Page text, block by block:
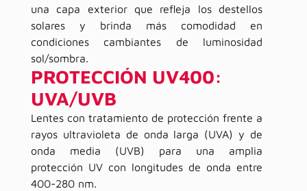
una capa exterior que refleja los destellos
solares y brinda más comodidad en
condiciones cambiantes de luminosidad
sol/sombra.
PROTECCIÓN UV400:
UVA/UVB
Lentes con tratamiento de protección frente a
rayos ultravioleta de onda larga (UVA) y de
onda media (UVB) para una amplia
protección UV con longitudes de onda entre
400-280 nm.